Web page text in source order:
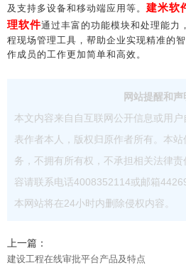
及支持多设备和移动端应用等。 建米软
理软件通过丰富的功能模块和处理能力
程现场管理工具，帮助企业实现精准的
作成员的工作更加简单和高效。
网站提醒和声
本文内容来自自互联网公开信息或用
表作者本人，版权归原作者所有。本
务，不拥有所有权，不承担相关法律
容请联系电话4008352114或邮箱
本网站将在24小时内删除侵权内容。
上一篇：
建设工程在线审批平台产品及特点